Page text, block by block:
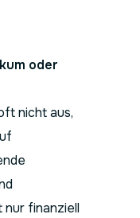
oder
nicht aus,
nur finanziell